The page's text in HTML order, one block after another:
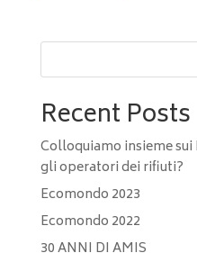
Recent Posts
Colloquiamo insieme sui
gli operatori dei rifiuti?
Ecomondo 2023
Ecomondo 2022